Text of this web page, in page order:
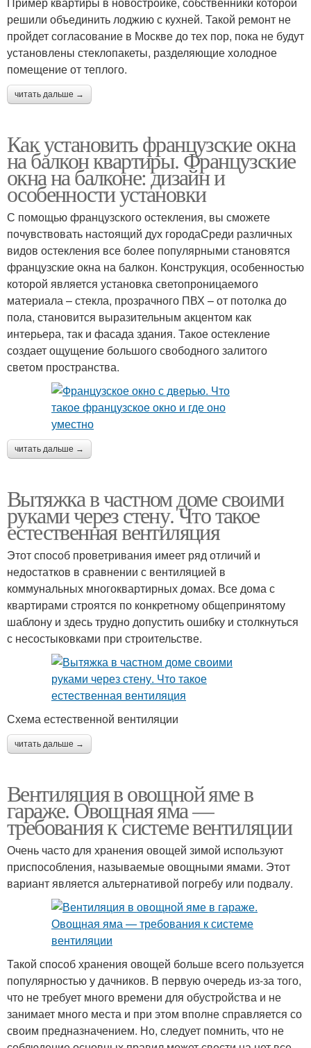
решили объединить лоджию с кухней. Такой ремонт не
пройдет согласование в Москве до тех пор, пока не будут
установлены стеклопакеты, разделяющие холодное
помещение от теплого.
читать дальше →
Как установить французские окна
на балкон квартиры. Французские
окна на балконе: дизайн и
особенности установки
С помощью французского остекления, вы сможете
почувствовать настоящий дух городаСреди различных
видов остекления все более популярными становятся
французские окна на балкон. Конструкция, особенностью
которой является установка светопроницаемого
материала – стекла, прозрачного ПВХ – от потолка до
пола, становится выразительным акцентом как
интерьера, так и фасада здания. Такое остекление
создает ощущение большого свободного залитого
светом пространства.
читать дальше →
Вытяжка в частном доме своими
руками через стену. Что такое
естественная вентиляция
Этот способ проветривания имеет ряд отличий и
недостатков в сравнении с вентиляцией в
коммунальных многоквартирных домах. Все дома с
квартирами строятся по конкретному общепринятому
шаблону и здесь трудно допустить ошибку и столкнуться
с несостыковками при строительстве.
Схема естественной вентиляции
читать дальше →
Вентиляция в овощной яме в
гараже. Овощная яма —
требования к системе вентиляции
Очень часто для хранения овощей зимой используют
приспособления, называемые овощными ямами. Этот
вариант является альтернативой погребу или подвалу.
Такой способ хранения овощей больше всего пользуется
популярностью у дачников. В первую очередь из-за того,
что не требует много времени для обустройства и не
занимает много места и при этом вполне справляется со
своим предназначением. Но, следует помнить, что не